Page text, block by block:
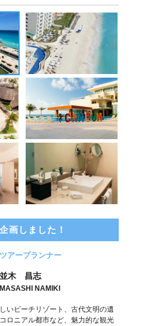
画しました！
ツアープランナー
並木 昌志
MASASHI NAMIKI
いビーチリゾート、古代文明の遺
ロニアル都市など、魅力的な観光